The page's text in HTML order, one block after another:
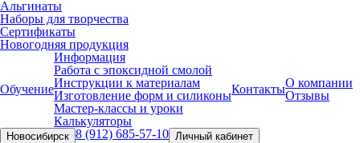
Альгинаты
Наборы для творчества
Сертификаты
Новогодняя продукция
Обучение
Информация
Работа с эпоксидной смолой
Инструкции к материалам
Изготовление форм и силиконы
Мастер-классы и уроки
Калькуляторы
КонтактыО компании
Отзывы
Новосибирск 8 (912) 685-57-10 Личный кабинет